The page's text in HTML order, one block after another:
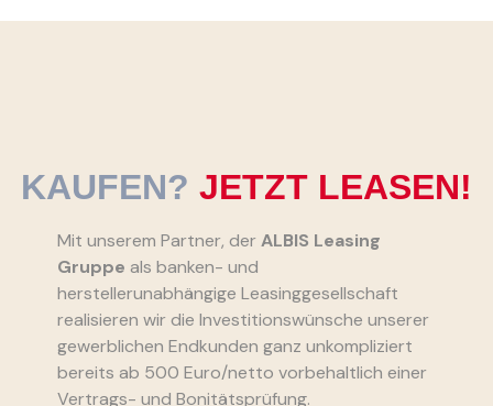
KAUFEN? JETZT LEASEN!
Mit unserem Partner, derALBIS Leasing
Gruppe als banken- und
herstellerunabhängige Leasinggesellschaft
realisieren wir die Investitionswünsche unserer
gewerblichen Endkunden ganz unkompliziert
bereits ab 500 Euro/netto vorbehaltlich einer
Vertrags- und Bonitätsprüfung.